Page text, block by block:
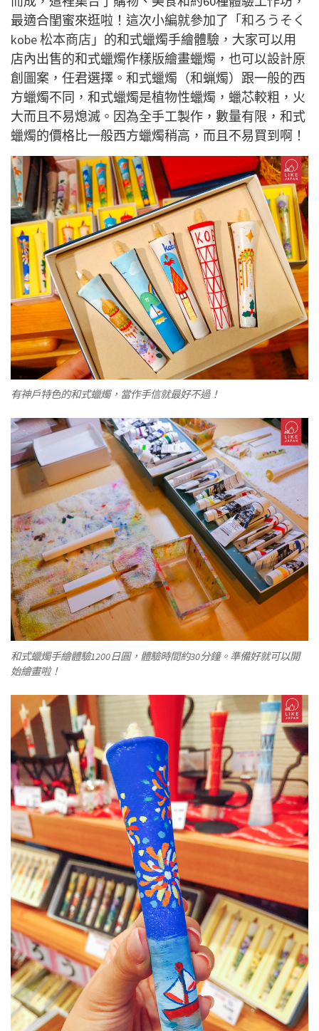
最適合閨蜜來逛啦！這次小編就參加了「和ろうそく
kobe 松本商店 」的和式蠟燭手繪體驗，大家可以用
店內出售的和式蠟燭作樣版繪畫蠟燭，也可以設計原
創圖案，任君選擇。和式蠟燭（和蝋燭）跟一般的西
方蠟燭不同，和式蠟燭是植物性蠟燭，蠟芯較粗，火
大而且不易熄滅。因為全手工製作，數量有限，和式
蠟燭的價格比一般西方蠟燭稍高，而且不易買到啊！
有神戶特色的和式蠟燭，當作手信就最好不過！
和式蠟燭手繪體驗1200日圓，體驗時間約30分鐘。準備好就可以開
始繪畫啦！